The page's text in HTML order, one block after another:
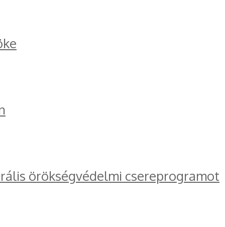
örökségvédelmi csereprogramot